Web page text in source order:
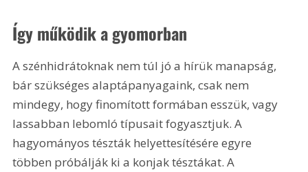
Így működik a gyomorban
A szénhidrátoknak nem túl jó a hírük manapság,
bár szükséges alaptápanyagaink, csak nem
mindegy, hogy finomított formában esszük, vagy
lassabban lebomló típusait fogyasztjuk. A
hagyományos tészták helyettesítésére egyre
többen próbálják ki a konjak tésztákat. A